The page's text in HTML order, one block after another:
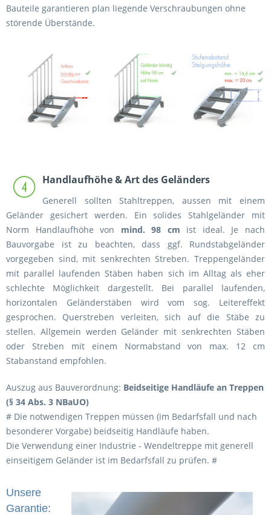
Bauteile garantieren plan liegende Verschraubungen ohne
störende Überstände.
Handlaufhöhe & Art des Geländers
Generell sollten Stahltreppen, aussen mit einem
Geländer gesichert werden. Ein solides Stahlgeländer mit
Norm Handlaufhöhe von mind. 98 cm ist ideal. Je nach
Bauvorgabe ist zu beachten, dass ggf. Rundstabgeländer
vorgegeben sind, mit senkrechten Streben. Treppengeländer
mit parallel laufenden Stäben haben sich im Alltag als eher
schlechte Möglichkeit dargestellt. Bei parallel laufenden,
horizontalen Geländerstäben wird vom sog. Leitereffekt
gesprochen. Querstreben verleiten, sich auf die Stäbe zu
stellen. Allgemein werden Geländer mit senkrechten Stäben
oder Streben mit einem Normabstand von max. 12 cm
Stabanstand empfohlen.
Auszug aus Bauverordnung: Beidseitige Handläufe an Treppen
(§ 34 Abs. 3 NBaUO)
# Die notwendigen Treppen müssen (im Bedarfsfall und nach
besonderer Vorgabe) beidseitig Handläufe haben.
Die Verwendung einer Industrie - Wendeltreppe mit generell
einseitigem Geländer ist im Bedarfsfall zu prüfen. #
Unsere
Garantie: